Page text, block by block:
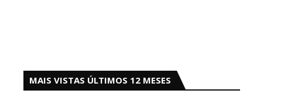
MAIS VISTAS ÚLTIMOS 12 MESES